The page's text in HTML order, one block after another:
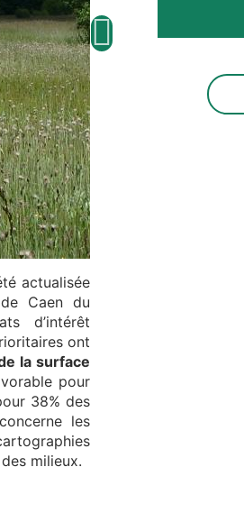
actualisée
Caen du
d’intérêt
ont
la surface
pour
38% des
les
milieux.